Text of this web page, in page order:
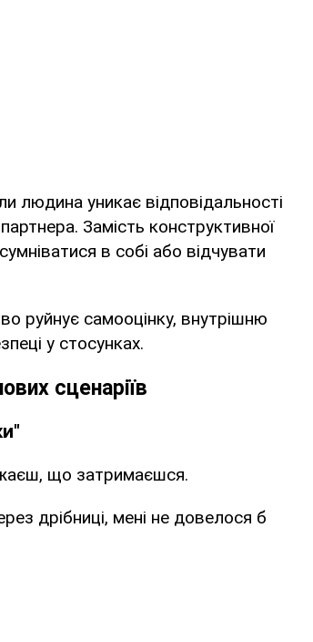
людина уникає відповідальності
Замість конструктивної
в собі або відчувати
руйнує самооцінку, внутрішню
у стосунках.
сценаріїв
що затримаєшся.
дрібниці, мені не довелося б